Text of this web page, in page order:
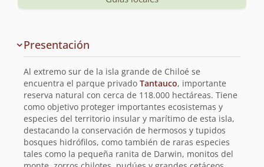
y
planificación
de
la
ruta
Presentación
Al extremo sur de la isla grande de Chiloé se
encuentra el parque privado Tantauco, importante
reserva natural con cerca de 118.000 hectáreas. Tiene
como objetivo proteger importantes ecosistemas y
especies del territorio insular y marítimo de esta isla,
destacando la conservación de hermosos y tupidos
bosques hidrófilos, como también de raras especies
tales como la pequeña ranita de Darwin, monitos del